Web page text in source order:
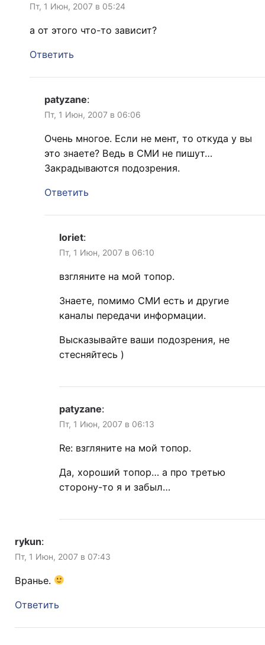
Пт, 1 Июн, 2007 в 05:24
а от этого что-то зависит?
Ответить
patyzane:
Пт, 1 Июн, 2007 в 06:06
Очень многое. Если не мент, то откуда у вы
это знаете? Ведь в СМИ не пишут…
Закрадываются подозрения.
Ответить
loriet:
Пт, 1 Июн, 2007 в 06:10
взгляните на мой топор.
Знаете, помимо СМИ есть и другие
каналы передачи информации.
Высказывайте ваши подозрения, не
стесняйтесь )
patyzane:
Пт, 1 Июн, 2007 в 06:13
Re: взгляните на мой топор.
Да, хороший топор… а про третью
сторону-то я и забыл…
rykun:
Пт, 1 Июн, 2007 в 07:43
Вранье.
Ответить